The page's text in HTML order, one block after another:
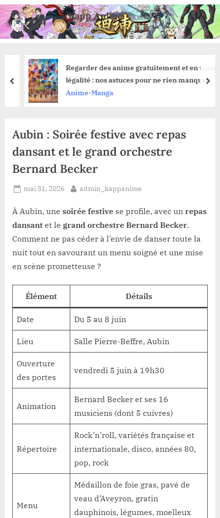
Skip
to
content
Kapp Anime
Anime, Manga et Jeux Vidéo
Regarder des anime gratuitement et en toute
légalité : nos astuces pour ne rien manquer
Anime-Manga
prev
Aubin : Soirée festive avec repas
dansant et le grand orchestre
Bernard Becker
Posted
mai 31, 2026 By
admin_kappanime
À Aubin, une soirée festive se profile, avec un repas
dansant et le grand orchestre Bernard Becker.
Comment ne pas céder à l’envie de danser toute la
nuit tout en savourant un menu soigné et une mise
en scène prometteuse ?
Élément Détails
Date Du 5 au 8 juin
Lieu Salle Pierre-Beffre, Aubin
Ouverture
des portes
vendredi 5 juin à 19h30
Animation
Bernard Becker et ses 16
musiciens (dont 5 cuivres)
Répertoire
Rock’n’roll, variétés française et
internationale, disco, années 80,
pop, rock
Menu
Médaillon de foie gras, pavé de
veau d’Aveyron, gratin
dauphinois, légumes, moelleux